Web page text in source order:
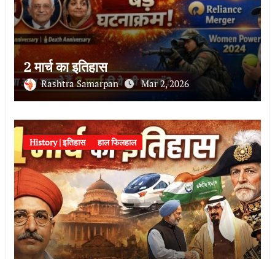
2 मार्च का इतिहास
Rashtra Samarpan Mar 2, 2026
History | इतिहास हाल फिलहाल